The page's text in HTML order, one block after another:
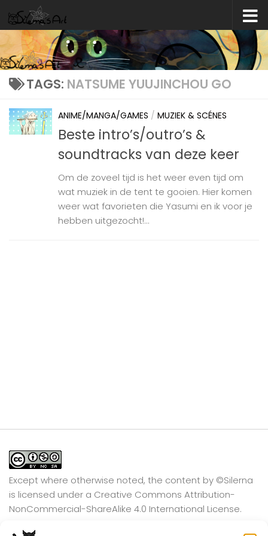
Skip to content
TAGS: NATSUME YUUJINCHOU GO
ANIME/MANGA/GAMES / MUZIEK & SCÉNES
Beste intro’s/outro’s &
soundtracks van deze keer
Om de zoveel tijd is het weer even tijd om
wat muziek in de tent te gooien. Hier komen
weer wat favorieten die Yasumi en ik voor je
hebben uitgezocht!...
Except where otherwise noted, the content by ©Silerna
is licensed under a Creative Commons Attribution-
NonCommercial-ShareAlike 4.0 International License.